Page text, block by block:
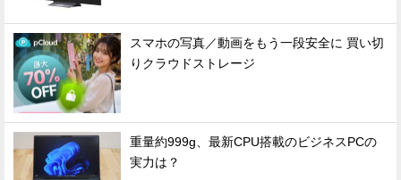
スマホの写真／動画をもう一段安全に 買い切
りクラウドストレージ
重量約999g、最新CPU搭載のビジネスPCの
実力は？